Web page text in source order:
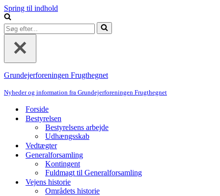
Spring til indhold
Søg
efter...
Grundejerforeningen Frugthegnet
Nyheder og information fra Grundejerforeningen Frugthegnet
Forside
Bestyrelsen
Bestyrelsens arbejde
Udhængsskab
Vedtægter
Generalforsamling
Kontingent
Fuldmagt til Generalforsamling
Vejens historie
Områdets historie